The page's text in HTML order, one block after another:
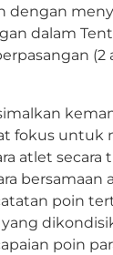
dengan
dalam
fokus untuk
atlet secara
bersamaan
poin
poin